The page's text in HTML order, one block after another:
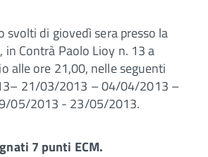
svolti di giovedì sera presso la
in Contrà Paolo Lioy n. 13 a
alle ore 21,00, nelle seguenti
21/03/2013 – 04/04/2013 –
05/2013 - 23/05/2013.
7 punti ECM.